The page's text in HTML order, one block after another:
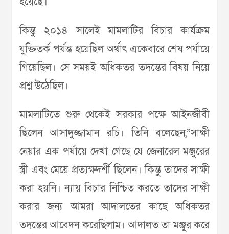
কিন্তু ২০১৪ সালেই মামলাটির বিচার কার্যক্রম
যুক্তিতর্ক পর্যন্ত হয়েছিল অর্থাৎ একেবারে শেষ পর্যায়ে
গিয়েছিল। সে সময়ই অধিকতর তদন্তের বিষয় নিয়ে
প্রশ্ন উঠেছিল।
মামলাটিতে শুরু থেকেই সরকার পক্ষে আইনজীবী
ছিলেন আসাদুজ্জামান রচি। তিনি বলেছেন,”সাক্ষী
নেয়ার এক পর্যায়ে দেখা গেছে যে জেনারেল মঞ্জুরের
স্ত্রী এবং মেয়ে প্রত্যক্ষদর্শী ছিলেন। কিন্তু তাদের সাক্ষী
করা হয়নি। ন্যায় বিচার নিশ্চিত করতে তাদের সাক্ষী
করার জন্য আমরা আদালতের কাছে অধিকতর
তদন্তের আবেদন করেছিলাম। আদালত তা মঞ্জুর করে